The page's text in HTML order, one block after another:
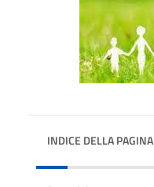
INDICE DELLA PAGINA